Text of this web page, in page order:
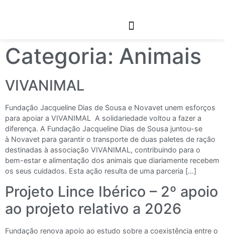
Categoria: Animais
VIVANIMAL
Fundação Jacqueline Dias de Sousa e Novavet unem esforços
para apoiar a VIVANIMAL A solidariedade voltou a fazer a
diferença. A Fundação Jacqueline Dias de Sousa juntou-se
à Novavet para garantir o transporte de duas paletes de ração
destinadas à associação VIVANIMAL, contribuindo para o
bem-estar e alimentação dos animais que diariamente recebem
os seus cuidados. Esta ação resulta de uma parceria […]
Projeto Lince Ibérico – 2º apoio
ao projeto relativo a 2026
Fundação renova apoio ao estudo sobre a coexistência entre o